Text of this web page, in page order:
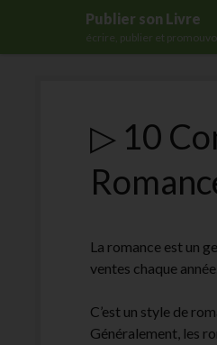
Publier son Livre
écrire, publier et
▷ 10
La romance est un
ventes chaque
C’est un style de
Généralement, les